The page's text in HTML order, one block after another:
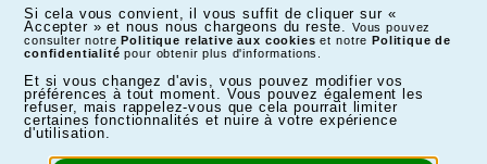
Si cela vous convient, il vous suffit de cliquer sur «
Accepter » et nous nous chargeons du reste.
Vous pouvez
consulter notrePolitique relative aux cookies et notrePolitique de
confidentialité pour obtenir plus d'informations.
Et si vous changez d'avis, vous pouvez modifier vos
préférences à tout moment. Vous pouvez également les
refuser, mais rappelez-vous que cela pourrait limiter
certaines fonctionnalités et nuire à votre expérience
d'utilisation.